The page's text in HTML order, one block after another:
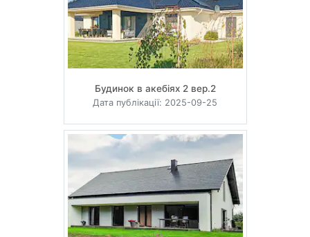
Будинок в акебіях 2 вер.2
Дата публікації: 2025-09-25